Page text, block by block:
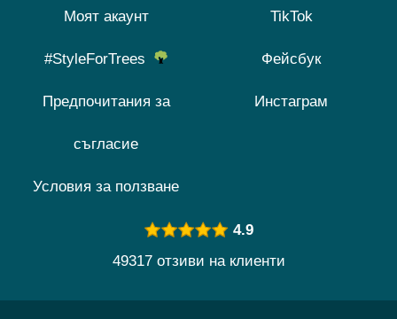
Моят акаунт
#StyleForTrees
Предпочитания за
съгласие
Условия за ползване
TikTok
Фейсбук
Инстаграм
4.9
49317 отзиви на клиенти